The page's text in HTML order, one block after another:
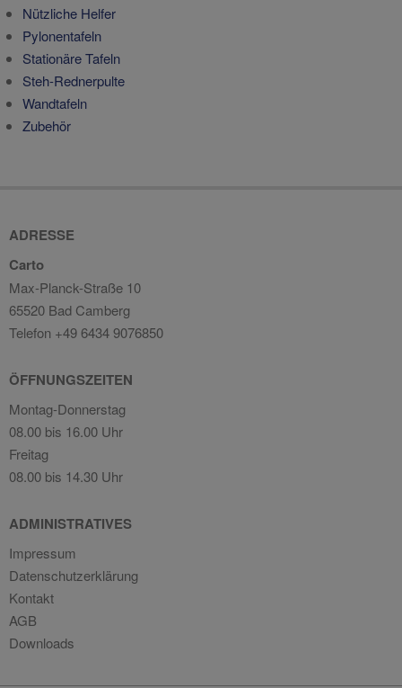
Nützliche Helfer
Pylonentafeln
Stationäre Tafeln
Steh-Rednerpulte
Wandtafeln
Zubehör
ADRESSE
Carto
Max-Planck-Straße 10
65520 Bad Camberg
Telefon +49 6434 9076850
ÖFFNUNGSZEITEN
Montag-Donnerstag
08.00 bis 16.00 Uhr
Freitag
08.00 bis 14.30 Uhr
ADMINISTRATIVES
Impressum
Datenschutzerklärung
Kontakt
AGB
Downloads